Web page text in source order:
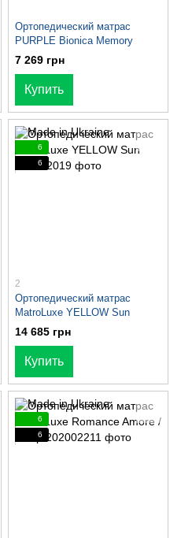
Ортопедический матрас
PURPLE Bionica Memory
7 269 грн
Купить
6
6
2
Ортопедический матрас
MatroLuxe YELLOW Sun
14 685 грн
Купить
6
6